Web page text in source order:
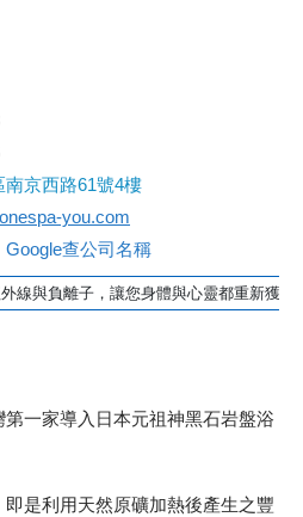
南京西路61號4樓
you.com
Google查公司名稱
線與負離子，讓您身體與心靈都重新獲
第一家導入日本元祖神黑石岩盤浴
即是利用天然原礦加熱後產生之豐